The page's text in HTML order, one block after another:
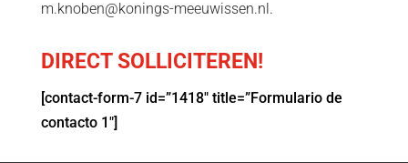
m.knoben@konings-meeuwissen.nl.
DIRECT SOLLICITEREN!
[contact-form-7 id=”1418″ title=”Formulario de
contacto 1″]